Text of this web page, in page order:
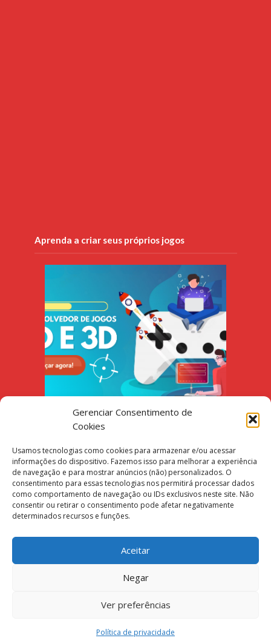
Gerenciar Consentimento de
Cookies
Usamos tecnologias como cookies para armazenar e/ou acessar
informações do dispositivo. Fazemos isso para melhorar a experiência
de navegação e para mostrar anúncios (não) personalizados. O
consentimento para essas tecnologias nos permitirá processar dados
como comportamento de navegação ou IDs exclusivos neste site. Não
consentir ou retirar o consentimento pode afetar negativamente
determinados recursos e funções.
Aceitar
Negar
Ver preferências
Política de privacidade
Aprenda a criar seus próprios jogos